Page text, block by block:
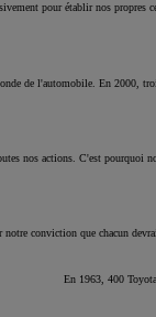
pour établir nos
de l'automobile. En 2000,
nos actions. C'est pourquoi
conviction que chacun
En 1963, 400